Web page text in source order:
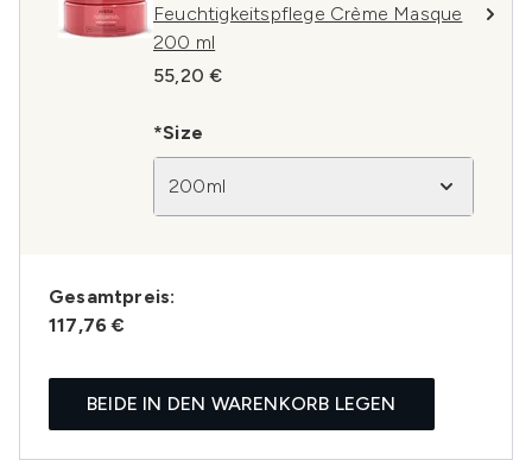
Feuchtigkeitspflege Crème Masque
200 ml
55,20 €
*Size
200ml
Gesamtpreis:
117,76 €
BEIDE IN DEN WARENKORB LEGEN